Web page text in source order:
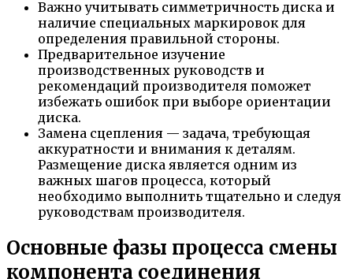
Важно учитывать симметричность диска и
наличие специальных маркировок для
определения правильной стороны.
Предварительное изучение
производственных руководств и
рекомендаций производителя поможет
избежать ошибок при выборе ориентации
диска.
Замена сцепления — задача, требующая
аккуратности и внимания к деталям.
Размещение диска является одним из
важных шагов процесса, который
необходимо выполнить тщательно и следуя
руководствам производителя.
Основные фазы процесса смены
компонента соединения